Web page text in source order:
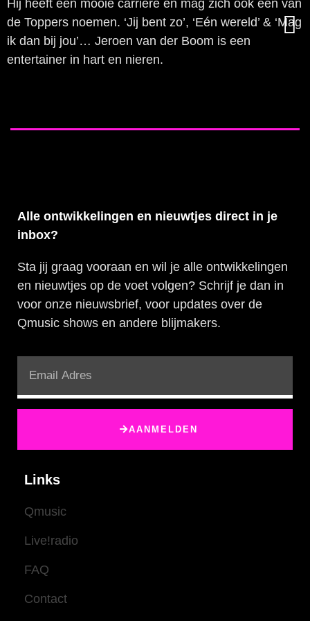
Hij heeft een mooie carrière en mag zich ook één van
de Toppers noemen. ‘Jij bent zo’, ‘Eén wereld’ & ‘Mag
ik dan bij jou’… Jeroen van der Boom is een
entertainer in hart en nieren.
Alle ontwikkelingen en nieuwtjes direct in je
inbox?
Sta jij graag vooraan en wil je alle ontwikkelingen
en nieuwtjes op de voet volgen? Schrijf je dan in
voor onze nieuwsbrief, voor updates over de
Qmusic shows en andere blijmakers.
AANMELDEN
Links
Qmusic
Live!radio
FAQ
Contact